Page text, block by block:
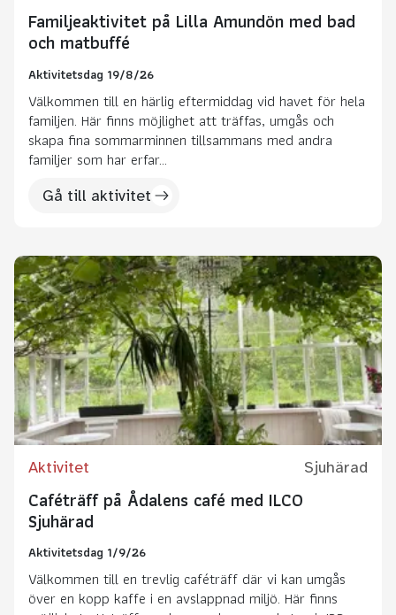
Familjeaktivitet på Lilla Amundön med bad
och matbuffé
Aktivitetsdag 19/8/26
Välkommen till en härlig eftermiddag vid havet för hela
familjen. Här finns möjlighet att träffas, umgås och
skapa fina sommarminnen tillsammans med andra
familjer som har erfar...
Gå till aktivitet
Aktivitet Sjuhärad
Caféträff på Ådalens café med ILCO
Sjuhärad
Aktivitetsdag 1/9/26
Välkommen till en trevlig caféträff där vi kan umgås
över en kopp kaffe i en avslappnad miljö. Här finns